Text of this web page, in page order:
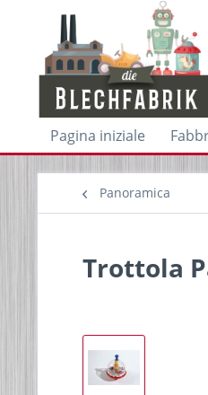
Pagina iniziale
Panoramica
Trottola